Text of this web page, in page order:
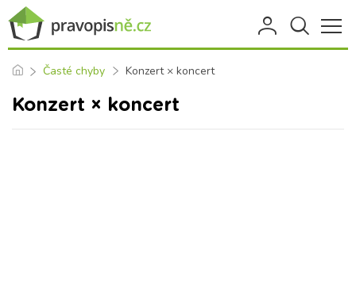
Časté chyby Konzert × koncert
Konzert × koncert